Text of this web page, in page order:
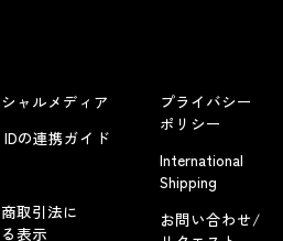
ャルメディア
IDの連携ガイド
取引法に
表示
プライバシー
ポリシー
International
Shipping
お問い合わせ/